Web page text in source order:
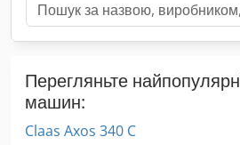
Перегляньте
машин:
Claas Axos 340 C